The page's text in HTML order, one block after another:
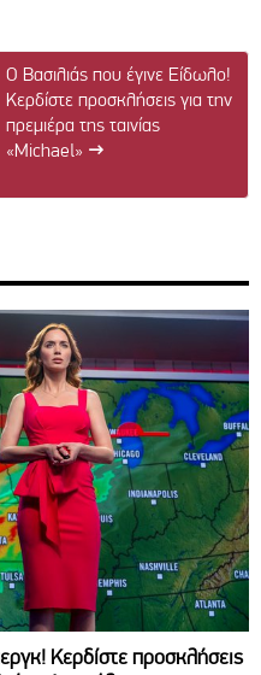
Ο Βασιλιάς που έγινε Είδωλο!
Κερδίστε προσκλήσεις για την
πρεμιέρα της ταινίας
«Michael» →
Κερδίστε προσκλήσεις